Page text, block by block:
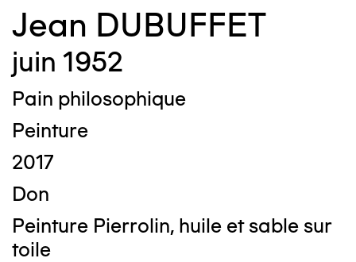
Jean DUBUFFET
juin 1952
Pain philosophique
Peinture
2017
Don
Peinture Pierrolin, huile et sable sur
toile